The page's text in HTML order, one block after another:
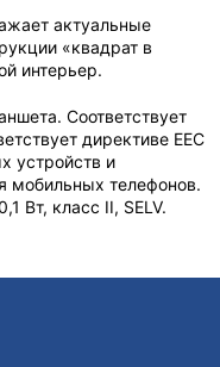
актуальные
«квадрат в
интерьер.
Соответствует
директиве EEC
устройств и
мобильных телефонов.
Вт, класс II, SELV.